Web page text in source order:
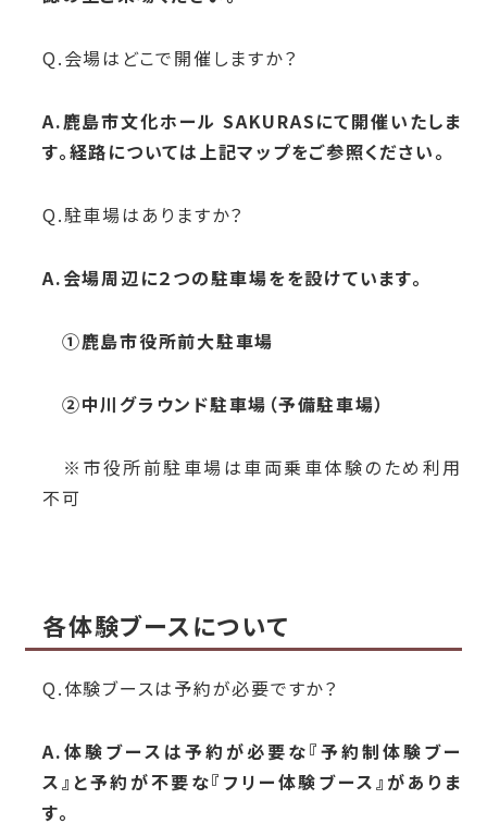
Q.会場はどこで開催しますか？
A.鹿島市文化ホール SAKURASにて開催いたしま
す。経路については上記マップをご参照ください。
Q.駐車場はありますか？
A.会場周辺に２つの駐車場をを設けています。
①鹿島市役所前大駐車場
②中川グラウンド駐車場（予備駐車場）
※市役所前駐車場は車両乗車体験のため利用
不可
各体験ブースについて
Q.体験ブースは予約が必要ですか？
A.体験ブースは予約が必要な『予約制体験ブー
ス』と予約が不要な『フリー体験ブース』がありま
す。